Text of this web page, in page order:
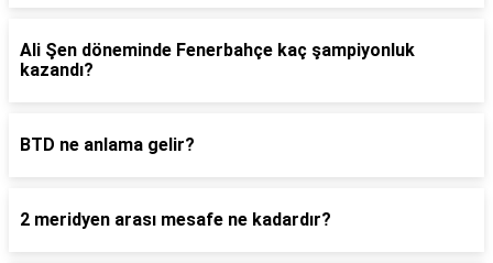
Ali Şen döneminde Fenerbahçe kaç şampiyonluk
kazandı?
BTD ne anlama gelir?
2 meridyen arası mesafe ne kadardır?